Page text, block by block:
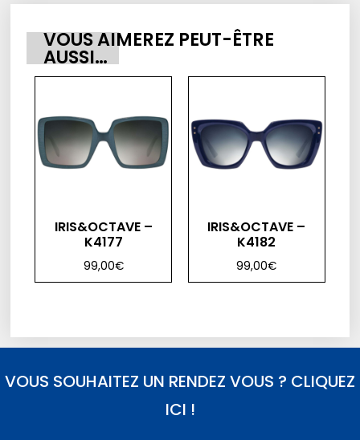
VOUS AIMEREZ PEUT-ÊTRE
AUSSI…
IRIS&OCTAVE –
K4177
99,00€
IRIS&OCTAVE –
K4182
99,00€
VOUS SOUHAITEZ UN RENDEZ VOUS ? CLIQUEZ
ICI !